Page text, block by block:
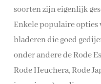
soorten zijn eigenlijk
Enkele populaire opties
bladeren die goed
onder andere de Rode
Rode Heuchera, Rode